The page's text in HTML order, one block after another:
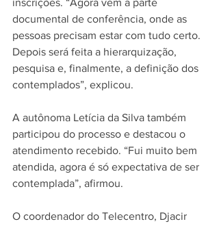
inscrições. “Agora vem a parte
documental de conferência, onde as
pessoas precisam estar com tudo certo.
Depois será feita a hierarquização,
pesquisa e, finalmente, a definição dos
contemplados”, explicou.
A autônoma Letícia da Silva também
participou do processo e destacou o
atendimento recebido. “Fui muito bem
atendida, agora é só expectativa de ser
contemplada”, afirmou.
O coordenador do Telecentro, Djacir